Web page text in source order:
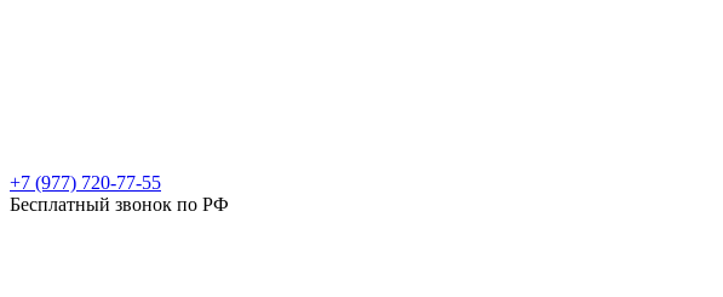
+7 (977) 720-77-55
Бесплатный звонок по РФ